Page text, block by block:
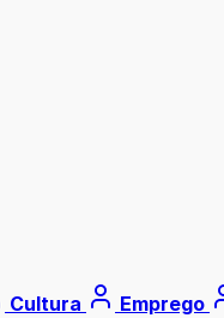
Cultura Emprego